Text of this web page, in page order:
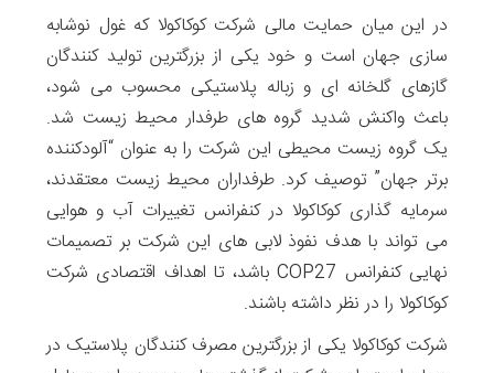
در این میان حمایت مالی شرکت کوکاکولا که غول نوشابه
سازی جهان است و خود یکی از بزرگترین تولید کنندگان
گازهای گلخانه ای و زباله پلاستیکی محسوب می شود،
باعث واکنش شدید گروه های طرفدار محیط زیست شد.
یک گروه زیست محیطی این شرکت را به عنوان “آلودکننده
برتر جهان” توصیف کرد. طرفداران محیط زیست معتقدند،
سرمایه گذاری کوکاکولا در کنفرانس تغییرات آب و هوایی
می تواند با هدف نفوذ لابی های این شرکت بر تصمیمات
نهایی کنفرانس COP27 باشد، تا اهداف اقتصادی شرکت
کوکاکولا را در نظر داشته باشند.
شرکت کوکاکولا یکی از بزرگترین مصرف کنندگان پلاستیک در